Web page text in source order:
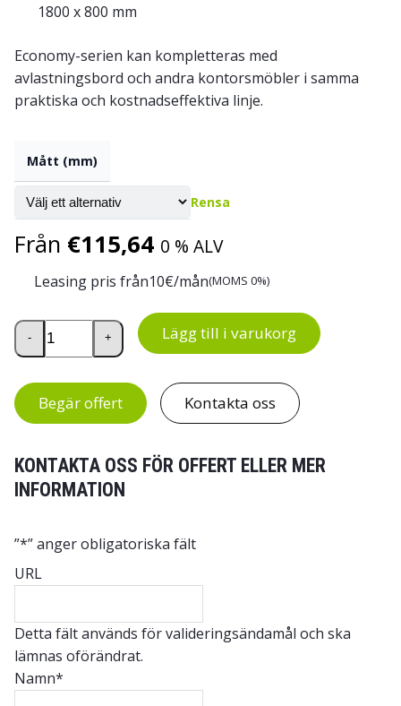
1800 x 800 mm
Economy-serien kan kompletteras med
avlastningsbord och andra kontorsmöbler i samma
praktiska och kostnadseffektiva linje.
Mått (mm)
Rensa
Från €115,64 0 % ALV
Leasing pris från10€/mån(MOMS 0%)
Economy skrivbord med rak skiva mängd
- + Lägg till i varukorg
Begär offert Kontakta oss
KONTAKTA OSS FÖR OFFERT ELLER MER
INFORMATION
”*” anger obligatoriska fält
URL
Detta fält används för valideringsändamål och ska
lämnas oförändrat.
Namn*